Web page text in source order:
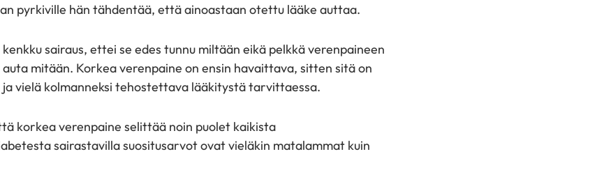
pyrkiville hän tähdentää, että ainoastaan otettu lääke auttaa.
sairaus, ettei se edes tunnu miltään eikä pelkkä verenpaineen
mitään. Korkea verenpaine on ensin havaittava, sitten sitä on
vielä kolmanneksi tehostettava lääkitystä tarvittaessa.
korkea verenpaine selittää noin puolet kaikista
sairastavilla suositusarvot ovat vieläkin matalammat kuin